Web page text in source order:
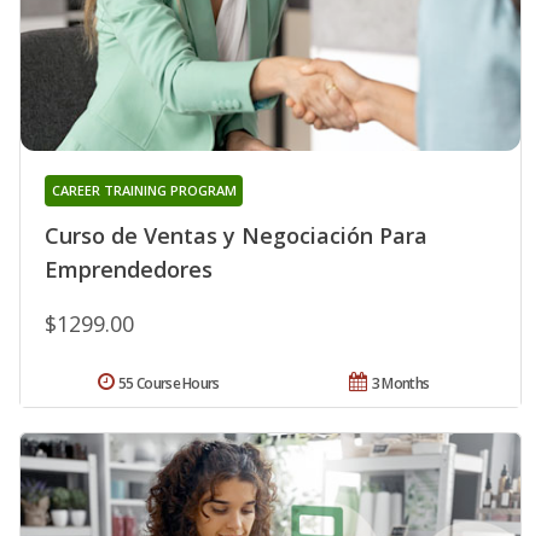
Curso de Ventas y Negociación Para
Emprendedores
CAREER TRAINING PROGRAM
$1299.00
3 Months
55 Course Hours